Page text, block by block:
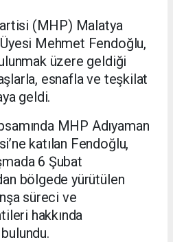
(MHP) Malatya
Mehmet Fendoğlu,
üzere geldiği
esnafla ve teşkilat
geldi.
MHP Adıyaman
katılan Fendoğlu,
6 Şubat
bölgede yürütülen
süreci ve
hakkında